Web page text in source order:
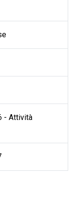
- Attività